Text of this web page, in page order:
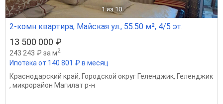
1 из 10
2-комн квартира, Майская ул., 55.50 м², 4/5 эт.
13 500 000 ₽
243 243 ₽ за м2
Ипотека от 140 801 ₽ в месяц
Краснодарский край, Городской округ Геленджик, Геленджик
, микрорайон Магилат р-н